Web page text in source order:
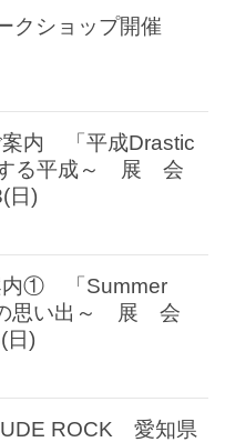
クショップ開催
内 「平成Drastic
する平成～ 展 会
日)
内① 「Summer
思い出～ 展 会
日)
ROCK 愛知県